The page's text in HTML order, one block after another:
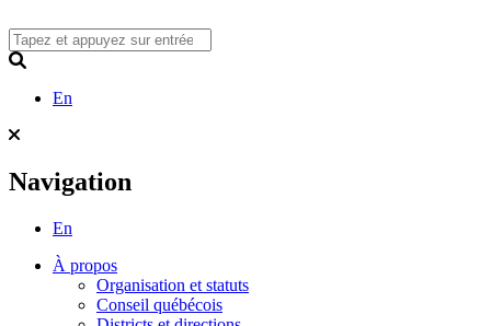
to
content
En
Navigation
En
À propos
Organisation et statuts
Conseil québécois